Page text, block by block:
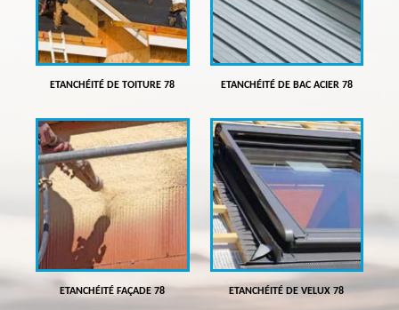
ETANCHÉITÉ DE TOITURE 78 ETANCHÉITÉ DE BAC ACIER 78
ETANCHÉITÉ FAÇADE 78 ETANCHÉITÉ DE VELUX 78